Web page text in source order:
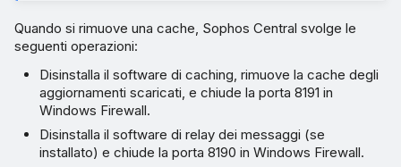
Quando si rimuove una cache, Sophos Central svolge le
seguenti operazioni:
Disinstalla il software di caching, rimuove la cache degli
aggiornamenti scaricati, e chiude la porta 8191 in
Windows Firewall.
Disinstalla il software di relay dei messaggi (se
installato) e chiude la porta 8190 in Windows Firewall.